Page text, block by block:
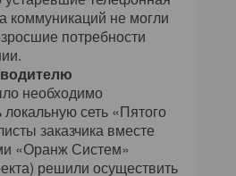
коммуникаций не могли
потребности
необходимо
сеть «Пятого
заказчика вместе
«Оранж Систем»
решили осуществить